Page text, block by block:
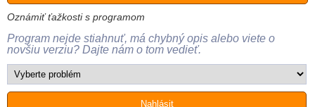
Oznámiť ťažkosti s programom
Program nejde stiahnuť, má chybný opis alebo viete o
novšiu verziu? Dajte nám o tom vedieť.